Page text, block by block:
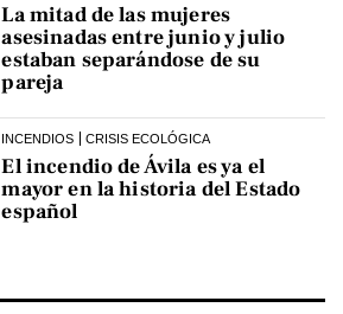
La mitad de las mujeres
asesinadas entre junio y julio
estaban separándose de su
pareja
INCENDIOS CRISIS ECOLÓGICA
El incendio de Ávila es ya el
mayor en la historia del Estado
español